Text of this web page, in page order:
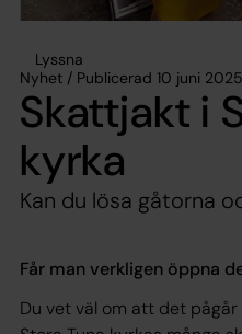
Lyssna
Nyhet / Publicerad 10 juni 2025
Skattjakt i
kyrka
Kan du lösa gåtorna
Får man verkligen öppna
Du vet väl om att det